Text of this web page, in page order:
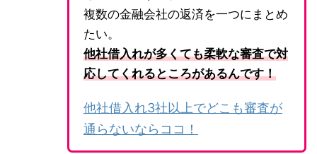
複数の金融会社の返済を一つにまとめ
たい。
他社借入れが多くても柔軟な審査で対
応してくれるところがあるんです！
他社借入れ3社以上でどこも審査が
通らないならココ！